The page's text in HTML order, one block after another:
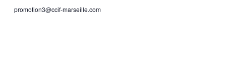
promotion3@ccif-marseille.com